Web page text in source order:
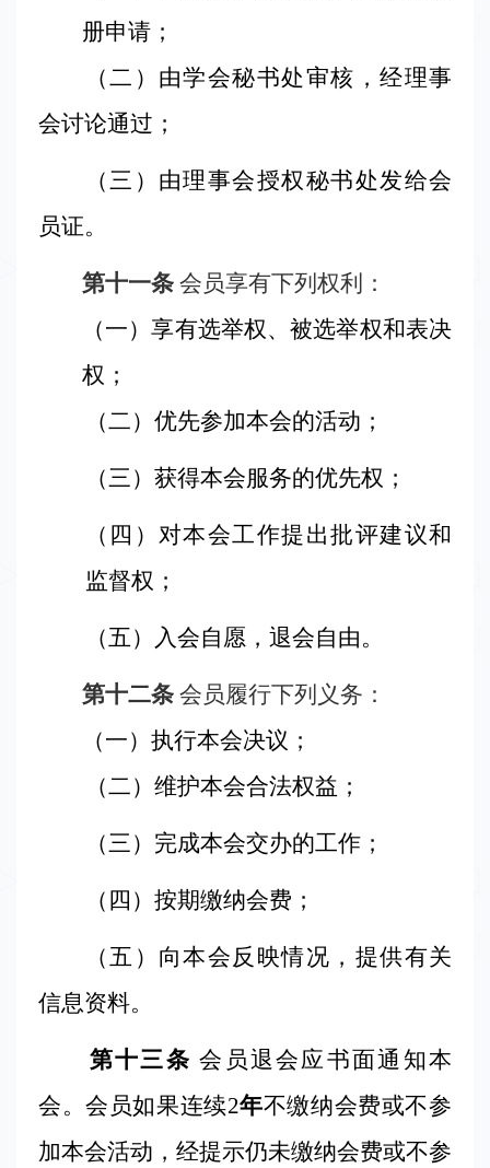
册申请；
（二 ） 由学会秘书处审核，经理事
会讨论通过；
（三 ） 由理事会授权秘书处发给会
员证。
第十一条 会员享有下列权利：
（一）享有选举权、被选举权和表决
权；
（二）优先参加本会的活动；
（三） 获得本会服务的优先权；
（四 ）对本会工作提出批评建议和
监督权；
（五） 入会自愿，退会自由。
第十二条 会员履行下列义务：
（一） 执行本会决议；
（二） 维护本会合法权益；
（三） 完成本会交办的工作；
（四 ） 按期缴纳会费；
（五 ） 向本会反映情况，提供有关
信息资料。
第十三条 会员退会应书面通知本
会。会员如果连续2年不缴纳会费或不参
加本会活动，经提示仍未缴纳会费或不参